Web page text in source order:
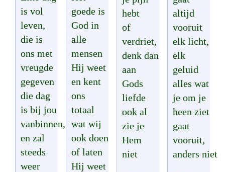
is vol
leven,
die is
ons met
vreugde
gegeven
die dag
is bij jou
vanbinnen,
en zal
steeds
weer
goede is
God in
alle
mensen
Hij weet
en kent
ons
totaal
wat wij
ook doen
of laten
Hij weet
hebt
of
verdriet,
denk dan
aan
Gods
liefde
ook al
zie je
Hem
niet
altijd
vooruit
elk licht,
elk
geluid
alles wat
je om je
heen ziet
gaat
vooruit,
anders niet